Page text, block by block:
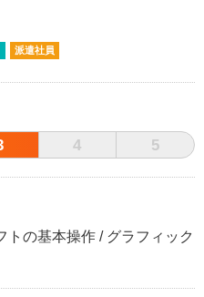
派遣社員
4 5
トの基本操作
グラフィック